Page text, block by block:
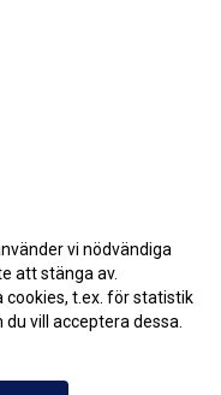
vi nödvändiga
att stänga av.
cookies, t.ex. för statistik
vill acceptera dessa.